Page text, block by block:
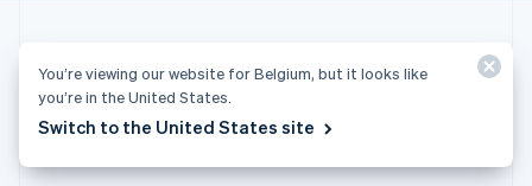
English
You’re viewing our website for Belgium, but it looks like
you’re in the United States.
Switch to the United States site